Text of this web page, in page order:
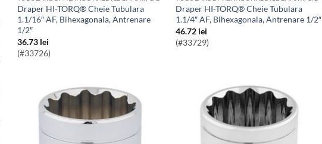
Draper HI-TORQ® Cheie Tubulara
1.1/16″ AF, Bihexagonala, Antrenare
1/2″
36.73 lei
(#33726)
Draper HI-TORQ® Cheie Tubulara
1.1/4″ AF, Bihexagonala, Antrenare 1/2″
46.72 lei
(#33729)